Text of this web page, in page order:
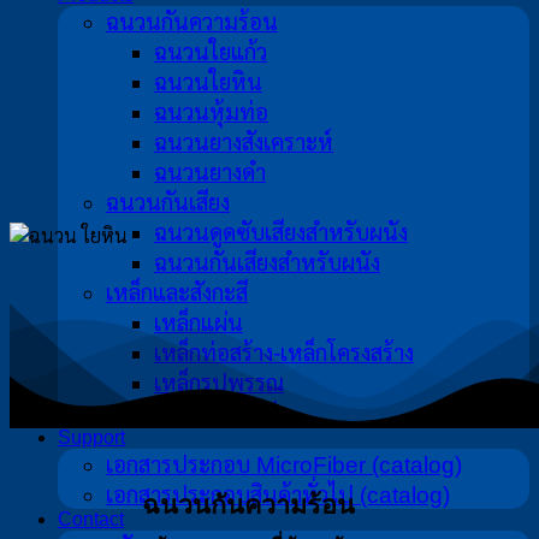
ฉนวนกันความร้อน
ฉนวนใยแก้ว
ฉนวนใยหิน
ฉนวนหุ้มท่อ
ฉนวนยางสังเคราะห์
ฉนวนยางดำ
ฉนวนกันเสียง
ฉนวนดูดซับเสียงสำหรับผนัง
ฉนวนกันเสียงสำหรับผนัง
เหล็กและสังกะสี
เหล็กแผ่น
เหล็กท่อสร้าง-เหล็กโครงสร้าง
เหล็กรูปพรรณ
อุปกรณ์เสริม/ตกแต่ง
Support
เอกสารประกอบ MicroFiber (catalog)
เอกสารประกอบสินค้าทั่วไป (catalog)
Contact ฉนวนกันความร้อน